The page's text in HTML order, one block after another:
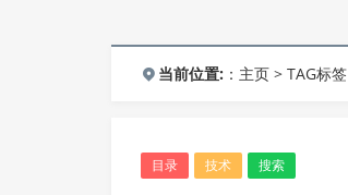
当前位置: ： 主页 >TAG标签
目录 技术 搜索